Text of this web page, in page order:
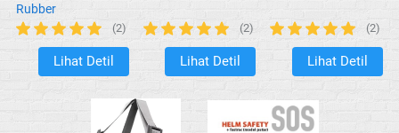
Rubber
(2)
`
Lihat Detil
(2)
`
Lihat Detil
(2)
`
Lihat Detil